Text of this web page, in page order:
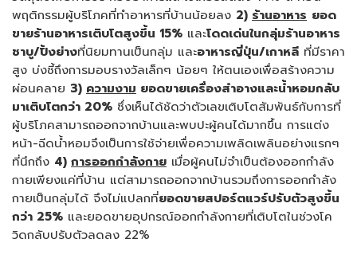
พฤติกรรมผู้บริโภคที่ทำอาหารที่บ้านน้อยลง 2) ร้านอาหาร ยอด
ขายร้านอาหารเติบโตสูงขึ้น 15% และโดดเด่นในกลุ่มร้านอาหาร
ชาบู/ปิ้งย่างที่นิยมทานเป็นกลุ่ม และอาหารญี่ปุ่น/เกาหลี ที่มีราคา
สูง บ่งชี้ถึงการมอบรางวัลเล็กๆ น้อยๆ ให้ตนเองเพื่อสร้างความ
ผ่อนคลาย 3) ความงาม ยอดขายเครื่องสำอางและน้ำหอมกลับ
มาเติบโตกว่า 20% ซึ่งเห็นได้ชัดว่าตัวเลขเติบโตสัมพันธ์กับการที่
ผู้บริโภคสามารถออกจากบ้านและพบปะผู้คนได้มากขึ้น การแต่ง
หน้า-ฉีดน้ำหอมจึงเป็นการใช้จ่ายเพื่อความเพลิดเพลินอย่างแรกๆ
ที่นึกถึง 4) การออกกำลังกาย เมื่อผู้คนไม่จำเป็นต้องออกกำลัง
กายเพียงแค่ที่บ้าน แต่สามารถออกจากบ้านรวมถึงการออกกำลัง
กายเป็นกลุ่มได้ จึงไม่แปลกที่ยอดขายสปอร์ตแวร์ปรับตัวสูงขึ้น
กว่า 25% และยอดขายอุปกรณ์ออกกำลังกายที่เติบโตในช่วงโค
วิดกลับปรับตัวลดลง 22%